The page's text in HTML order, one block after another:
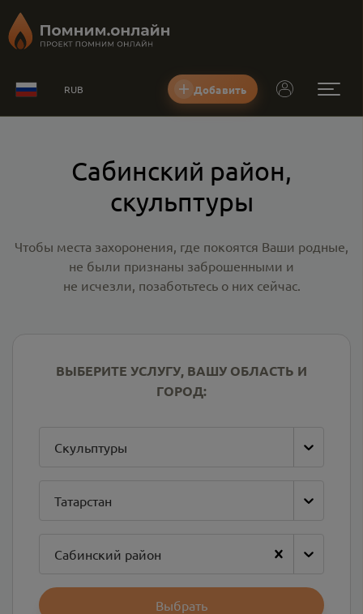
RUB Добавить
Сабинский район,
скульптуры
Чтобы места захоронения, где покоятся Ваши родные,
не были признаны заброшенными и
не исчезли, позаботьтесь о них сейчас.
ВЫБЕРИТЕ УСЛУГУ, ВАШУ ОБЛАСТЬ И
ГОРОД:
Скульптуры
Татарстан
Сабинский район
Выбрать